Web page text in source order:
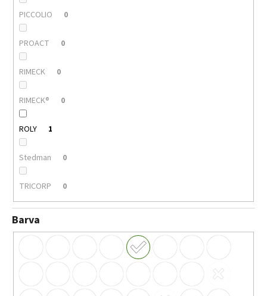
PICCOLIO 0
PROACT 0
RIMECK 0
RIMECK® 0
ROLY 1
Stedman 0
TRICORP 0
Barva